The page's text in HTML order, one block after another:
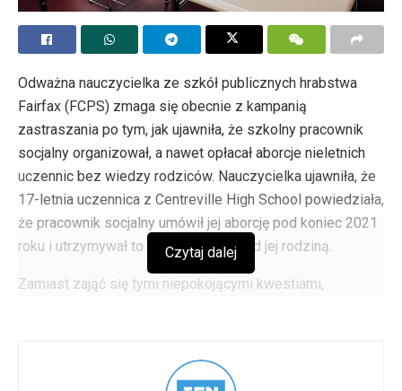
Odważna nauczycielka ze szkół publicznych hrabstwa
Fairfax (FCPS) zmaga się obecnie z kampanią
zastraszania po tym, jak ujawniła, że szkolny pracownik
socjalny organizował, a nawet opłacał aborcje nieletnich
uczennic bez wiedzy rodziców. Nauczycielka ujawniła, że
17-letnia uczennica z Centreville High School powiedziała,
że pracownik socjalny umówił jej aborcję pod koniec 2021
roku i utrzymywał to w tajemnicy przed jej rodziną.
Zamiast zająć się tymi niepokojącymi kwestiami,
wspierającej jej sprawę. Okręg zatrudnił drogą
Czytaj dalej